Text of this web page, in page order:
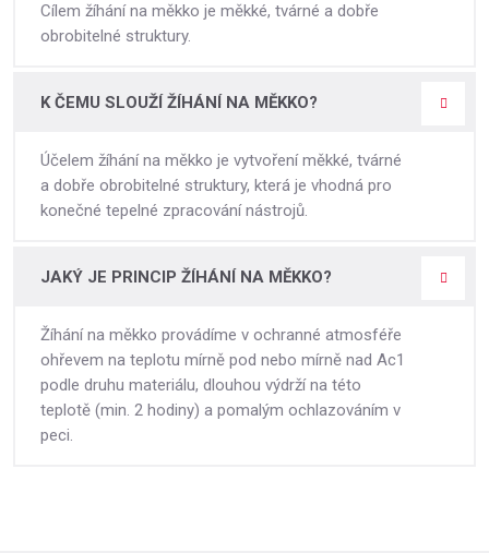
Cílem žíhání na měkko je měkké, tvárné a dobře
obrobitelné struktury.
K ČEMU SLOUŽÍ ŽÍHÁNÍ NA MĚKKO?
Účelem žíhání na měkko je vytvoření měkké, tvárné
a dobře obrobitelné struktury, která je vhodná pro
konečné tepelné zpracování nástrojů.
JAKÝ JE PRINCIP ŽÍHÁNÍ NA MĚKKO?
Žíhání na měkko provádíme v ochranné atmosféře
ohřevem na teplotu mírně pod nebo mírně nad Ac1
podle druhu materiálu, dlouhou výdrží na této
teplotě (min. 2 hodiny) a pomalým ochlazováním v
peci.